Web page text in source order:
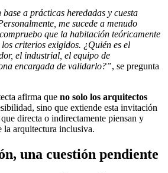
a prácticas heredadas y cuesta
me sucede a menudo
que la habitación teóricamente
criterios exigidos. ¿Quién es el
el industrial, el equipo de
encargada de validarlo?”, se pregunta
afirma que no solo los arquitectos
sino que extiende esta invitación
directa o indirectamente piensan y
la arquitectura inclusiva.
una cuestión pendiente